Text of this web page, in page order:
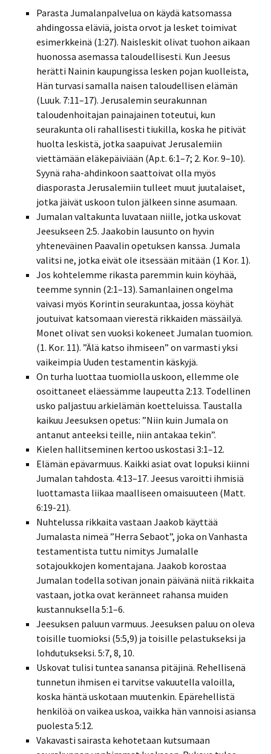
Parasta Jumalanpalvelua on käydä katsomassa
ahdingossa eläviä, joista orvot ja lesket toimivat
esimerkkeinä (1:27). Naisleskit olivat tuohon aikaan
huonossa asemassa taloudellisesti. Kun Jeesus
herätti Nainin kaupungissa lesken pojan kuolleista,
Hän turvasi samalla naisen taloudellisen elämän
(Luuk. 7:11–17). Jerusalemin seurakunnan
taloudenhoitajan painajainen toteutui, kun
seurakunta oli rahallisesti tiukilla, koska he pitivät
huolta leskistä, jotka saapuivat Jerusalemiin
viettämään eläkepäiviään (Ap.t. 6:1–7; 2. Kor. 9–10).
Syynä raha-ahdinkoon saattoivat olla myös
diasporasta Jerusalemiin tulleet muut juutalaiset,
jotka jäivät uskoon tulon jälkeen sinne asumaan.
Jumalan valtakunta luvataan niille, jotka uskovat
Jeesukseen 2:5. Jaakobin lausunto on hyvin
yhteneväinen Paavalin opetuksen kanssa. Jumala
valitsi ne, jotka eivät ole itsessään mitään (1 Kor. 1).
Jos kohtelemme rikasta paremmin kuin köyhää,
teemme synnin (2:1–13). Samanlainen ongelma
vaivasi myös Korintin seurakuntaa, jossa köyhät
joutuivat katsomaan vierestä rikkaiden mässäilyä.
Monet olivat sen vuoksi kokeneet Jumalan tuomion.
(1. Kor. 11). ”Älä katso ihmiseen” on varmasti yksi
vaikeimpia Uuden testamentin käskyjä.
On turha luottaa tuomiolla uskoon, ellemme ole
osoittaneet eläessämme laupeutta 2:13. Todellinen
usko paljastuu arkielämän koetteluissa. Taustalla
kaikuu Jeesuksen opetus: ”Niin kuin Jumala on
antanut anteeksi teille, niin antakaa tekin”.
Kielen hallitseminen kertoo uskostasi 3:1–12.
Elämän epävarmuus. Kaikki asiat ovat lopuksi kiinni
Jumalan tahdosta. 4:13–17. Jeesus varoitti ihmisiä
luottamasta liikaa maalliseen omaisuuteen (Matt.
6:19-21).
Nuhtelussa rikkaita vastaan Jaakob käyttää
Jumalasta nimeä ”Herra Sebaot”, joka on Vanhasta
testamentista tuttu nimitys Jumalalle
sotajoukkojen komentajana. Jaakob korostaa
Jumalan todella sotivan jonain päivänä niitä rikkaita
vastaan, jotka ovat keränneet rahansa muiden
kustannuksella 5:1–6.
Jeesuksen paluun varmuus. Jeesuksen paluu on oleva
toisille tuomioksi (5:5,9) ja toisille pelastukseksi ja
lohdutukseksi. 5:7, 8, 10.
Uskovat tulisi tuntea sanansa pitäjinä. Rehellisenä
tunnetun ihmisen ei tarvitse vakuutella valoilla,
koska häntä uskotaan muutenkin. Epärehellistä
henkilöä on vaikea uskoa, vaikka hän vannoisi asiansa
puolesta 5:12.
Vakavasti sairasta kehotetaan kutsumaan